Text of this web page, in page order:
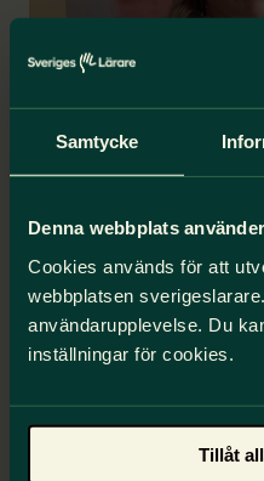
Samtycke
Denna webbplats
Cookies används för att
webbplatsen
användarupplevelse. Du
inställningar för cookies.
Tillåt
kränkas på